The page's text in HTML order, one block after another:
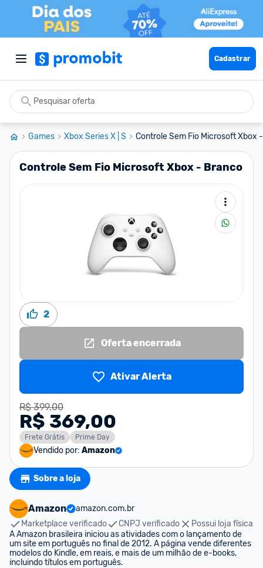
Cadastrar
Games Xbox Series X | S Controle Sem Fio Microsoft Xbox
Controle Sem Fio Microsoft Xbox - Branco
2
Oferta encerrada
Ativar Alerta
R$ 399,00
R$ 369,00
Frete Grátis Prime Day
Vendido por: Amazon
Sobre a loja
Amazon
amazon.com.br
Marketplace verificado
CNPJ verificado
Possui loja física
A Amazon brasileira iniciou as atividades com o lançamento de
um site em português no final de 2012. A página vende diferentes
modelos do Kindle, em reais, e mais de um milhão de e-books,
incluindo títulos em português.